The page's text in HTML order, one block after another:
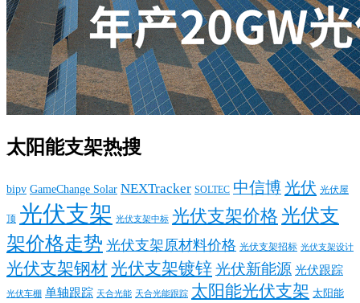
太阳能支架热搜
bipv GameChange Solar NEXTracker SOLTEC 中信博光伏 光伏屋
顶 光伏支架 光伏支架中标 光伏支架价格 光伏支
架价格走势 光伏支架原材料价格 光伏支架招标 光伏支架设计
光伏支架钢材光伏支架镀锌光伏新能源 光伏跟踪
光伏车棚 单轴跟踪 天合光能 天合光能跟踪 太阳能光伏支架 太阳能